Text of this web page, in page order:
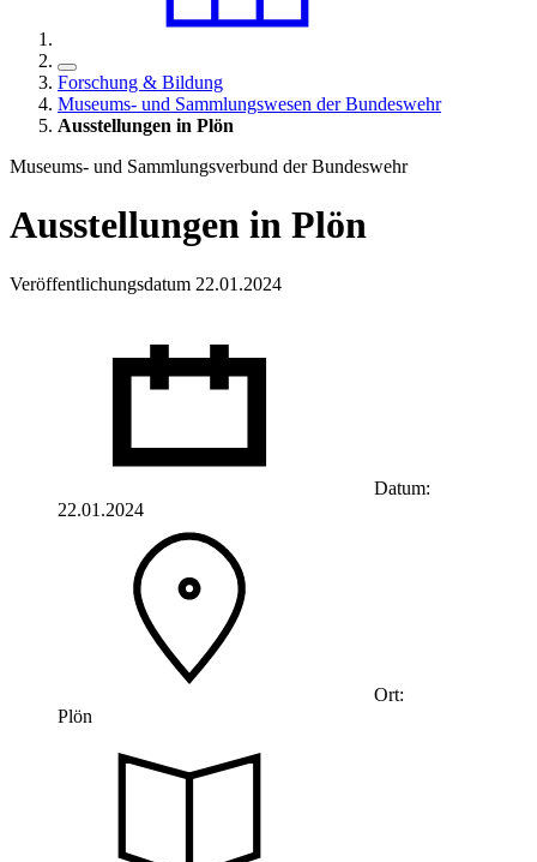
Forschung & Bildung
Museums- und Sammlungswesen der Bundeswehr
Ausstellungen in Plön
Museums- und Sammlungsverbund der Bundeswehr
Ausstellungen in Plön
Veröffentlichungsdatum 22.01.2024
Datum:
22.01.2024
Ort:
Plön